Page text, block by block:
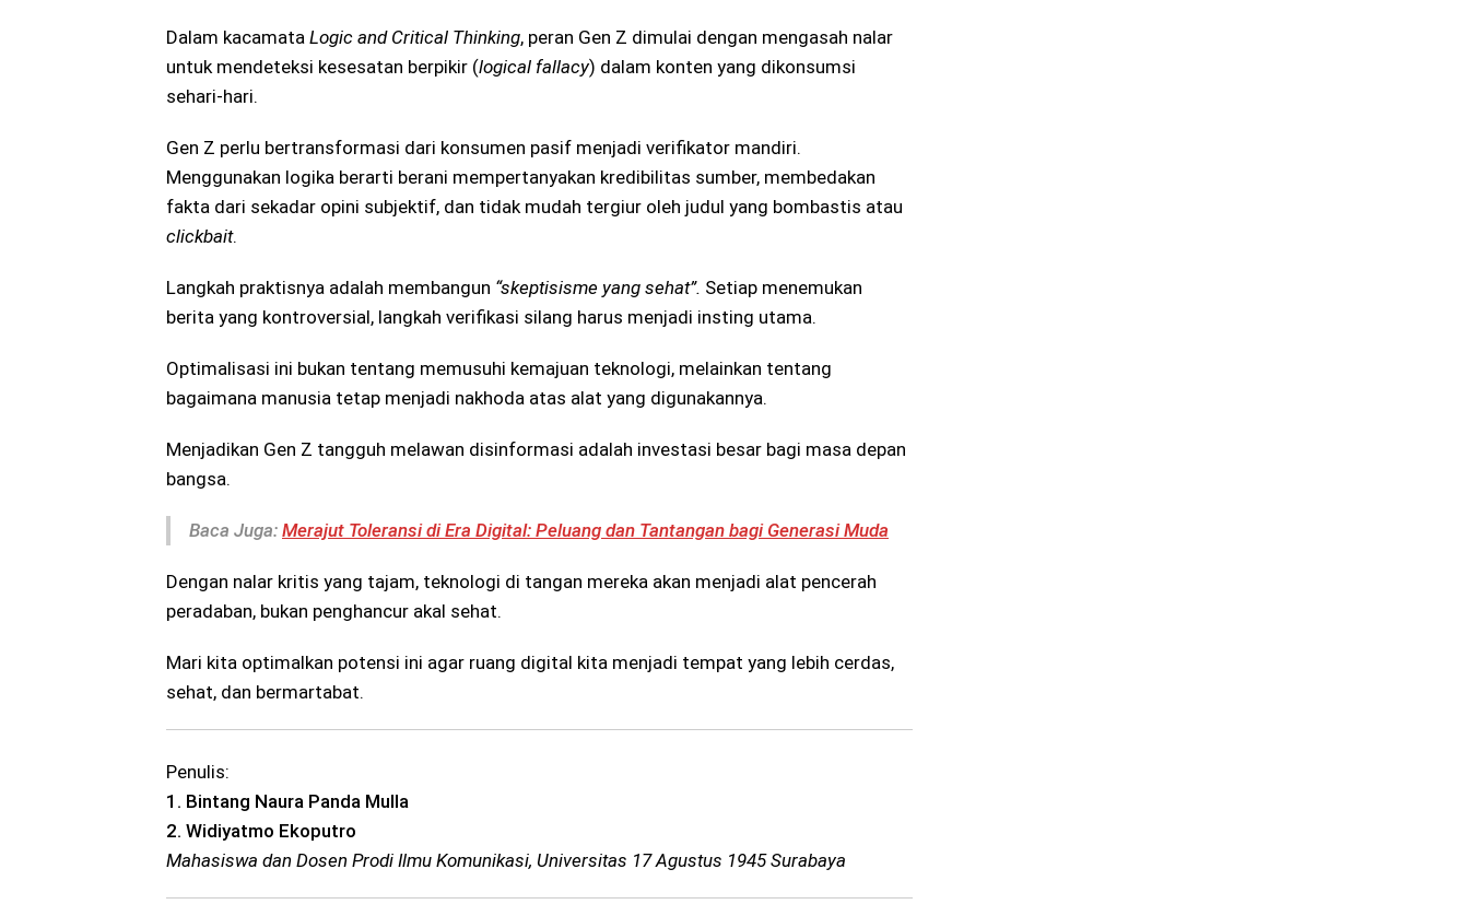
Dalam kacamata Logic and Critical Thinking, peran Gen Z dimulai dengan mengasah nalar
untuk mendeteksi kesesatan berpikir (logical fallacy) dalam konten yang dikonsumsi
sehari-hari.
Gen Z perlu bertransformasi dari konsumen pasif menjadi verifikator mandiri.
Menggunakan logika berarti berani mempertanyakan kredibilitas sumber, membedakan
fakta dari sekadar opini subjektif, dan tidak mudah tergiur oleh judul yang bombastis atau
clickbait.
Langkah praktisnya adalah membangun “skeptisisme yang sehat”. Setiap menemukan
berita yang kontroversial, langkah verifikasi silang harus menjadi insting utama.
Optimalisasi ini bukan tentang memusuhi kemajuan teknologi, melainkan tentang
bagaimana manusia tetap menjadi nakhoda atas alat yang digunakannya.
Menjadikan Gen Z tangguh melawan disinformasi adalah investasi besar bagi masa depan
bangsa.
Baca Juga: Merajut Toleransi di Era Digital: Peluang dan Tantangan bagi Generasi Muda
Dengan nalar kritis yang tajam, teknologi di tangan mereka akan menjadi alat pencerah
peradaban, bukan penghancur akal sehat.
Mari kita optimalkan potensi ini agar ruang digital kita menjadi tempat yang lebih cerdas,
sehat, dan bermartabat.
Penulis:
1. Bintang Naura Panda Mulla
2. Widiyatmo Ekoputro
Mahasiswa dan Dosen Prodi Ilmu Komunikasi, Universitas 17 Agustus 1945 Surabaya